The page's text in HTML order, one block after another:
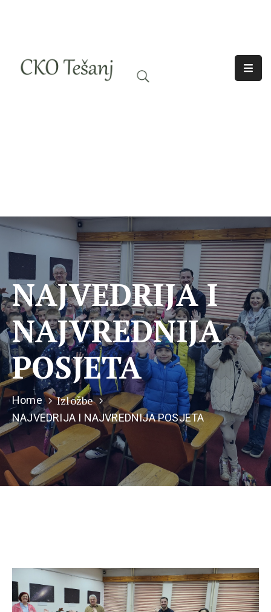
Nama
NAJVEDRIJA I
NAJVREDNIJA
POSJETA
Home Izložbe
NAJVEDRIJA I NAJVREDNIJA POSJETA